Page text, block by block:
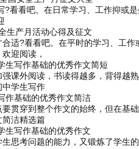
?看看吧。在日常学习、工作抑或
生产月活动心得及征文
适?看看吧。在平时的学习、工
迎阅读，
生写作基础的优秀作文简短
课外阅读，书读得越多，背得越
中学生写作
作基础的优秀作文简洁
贯穿到整个作文的始终，但在基
简洁精选篇
生写作基础的优秀作文
思考问题的能力，又锻炼了学生